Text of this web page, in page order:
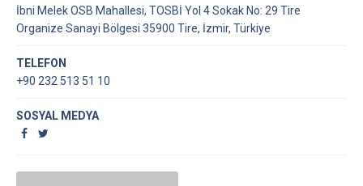
İbni Melek OSB Mahallesi, TOSBİ Yol 4 Sokak No: 29 Tire
Organize Sanayi Bölgesi 35900 Tire, İzmir, Türkiye
TELEFON
+90 232 513 51 10
SOSYAL MEDYA